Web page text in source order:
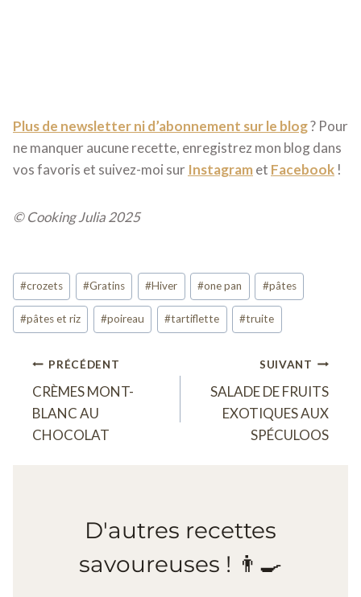
Plus de newsletter ni d’abonnement sur le blog? Pour
ne manquer aucune recette, enregistrez mon blog dans
vos favoris et suivez-moi sur Instagramet Facebook !
© Cooking Julia 2025
Étiquettes
de
la
#crozets #Gratins #Hiver #one pan #pâtes
#pâtes et riz #poireau #tartiflette #truite
Navigation
de
l’article
PRÉCÉDENT
CRÈMES MONT-
BLANC AU
CHOCOLAT
SUIVANT
SALADE DE FRUITS
EXOTIQUES AUX
SPÉCULOOS
D'autres recettes
savoureuses ! 👨‍🍳